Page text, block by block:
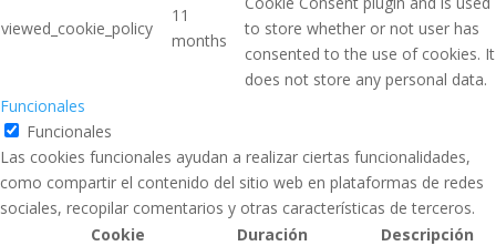
viewed_cookie_policy
11
months
to store whether or not user has
consented to the use of cookies. It
does not store any personal data.
Funcionales
Funcionales
Las cookies funcionales ayudan a realizar ciertas funcionalidades,
como compartir el contenido del sitio web en plataformas de redes
sociales, recopilar comentarios y otras características de terceros.
Cookie
Duración Descripción